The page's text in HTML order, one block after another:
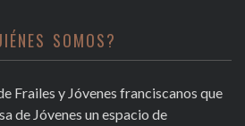
SOMOS?
Frailes y Jóvenes franciscanos que
de Jóvenes un espacio de